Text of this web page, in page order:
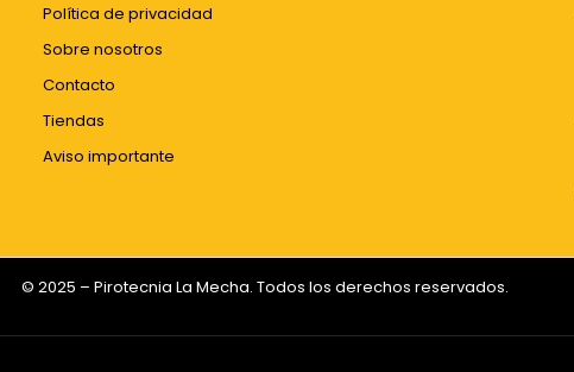
Política de privacidad
Sobre nosotros
Contacto
Tiendas
Aviso importante
© 2025 – Pirotecnia La Mecha. Todos los derechos reservados.